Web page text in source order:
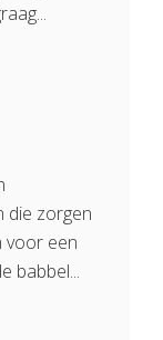
die zorgen
voor een
babbel...